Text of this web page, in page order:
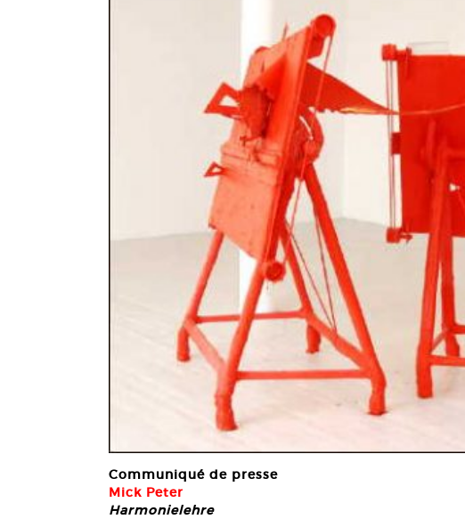
Communiqué de presse
Mick Peter
Harmonielehre